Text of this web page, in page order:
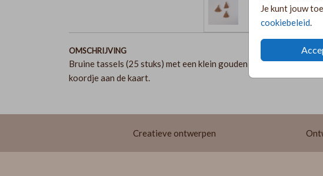
Je kunt jouw
cookiebeleid
OMSCHRIJVING
Bruine tassels (25 stuks) met een klein gouden ringetje. Bevestig
koordje aan de kaart.
Creatieve ontwerpen